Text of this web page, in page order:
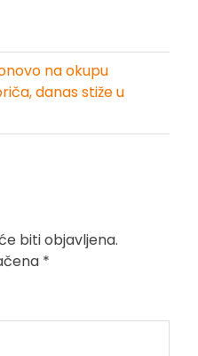
na okupu
danas stiže u
biti objavljena.
*